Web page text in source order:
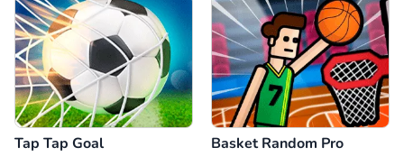
Tap Tap Goal Basket Random Pro